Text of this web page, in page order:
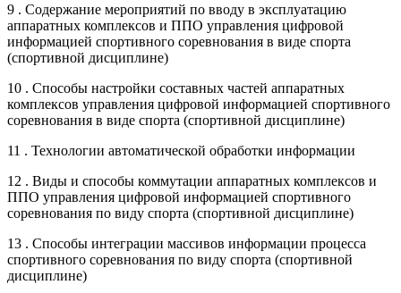
9 . Содержание мероприятий по вводу в эксплуатацию
аппаратных комплексов и ППО управления цифровой
информацией спортивного соревнования в виде спорта
(спортивной дисциплине)
10 . Способы настройки составных частей аппаратных
комплексов управления цифровой информацией спортивного
соревнования в виде спорта (спортивной дисциплине)
11 . Технологии автоматической обработки информации
12 . Виды и способы коммутации аппаратных комплексов и
ППО управления цифровой информацией спортивного
соревнования по виду спорта (спортивной дисциплине)
13 . Способы интеграции массивов информации процесса
спортивного соревнования по виду спорта (спортивной
дисциплине)